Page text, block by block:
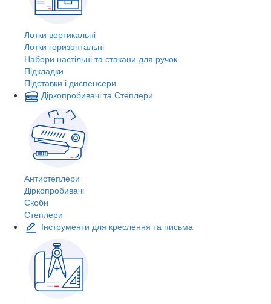
Лотки вертикальні
Лотки горизонтальні
Набори настільні та стакани для ручок
Підкладки
Підставки і диспенсери
Діркопробивачі та Степлери
Антистеплери
Діркопробивачі
Скоби
Степлери
Інструменти для креслення та письма